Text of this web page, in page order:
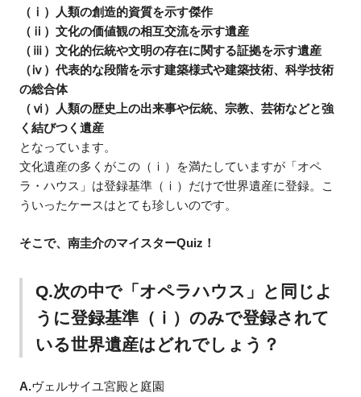
（ⅰ）人類の創造的資質を示す傑作
（ⅱ）文化の価値観の相互交流を示す遺産
（ⅲ）文化的伝統や文明の存在に関する証拠を示す遺産
（ⅳ）代表的な段階を示す建築様式や建築技術、科学技術
の総合体
（ⅵ）人類の歴史上の出来事や伝統、宗教、芸術などと強
く結びつく遺産
となっています。
文化遺産の多くがこの（ⅰ）を満たしていますが「オペ
ラ・ハウス」は登録基準（ⅰ）だけで世界遺産に登録。こ
ういったケースはとても珍しいのです。
そこで、南圭介のマイスターQuiz！
Q.次の中で「オペラハウス」と同じよ
うに登録基準（ⅰ）のみで登録されて
いる世界遺産はどれでしょう？
A.ヴェルサイユ宮殿と庭園